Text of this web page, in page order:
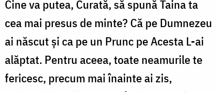
Cine va putea, Curată, să spună Taina ta
cea mai presus de minte? Că pe Dumnezeu
ai născut şi ca pe un Prunc pe Acesta L-ai
alăptat. Pentru aceea, toate neamurile te
fericesc, precum mai înainte ai zis,